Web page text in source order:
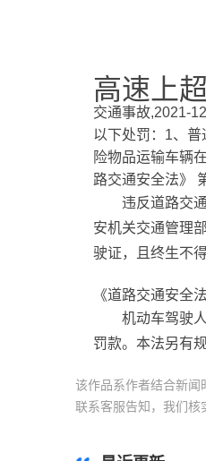
高速上
交通事故,2021-
以下处罚：1、
险物品运输车辆
路交通安全法》
违反道路交
安机关交通管理
驶证，且终生不
《道路交通安全
机动车驾驶
罚款。本法另有
该作品系作者结合新闻
联系客服告知，我们核